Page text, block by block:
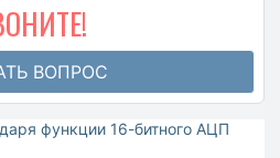
ВОПРОС
функции 16-битного АЦП